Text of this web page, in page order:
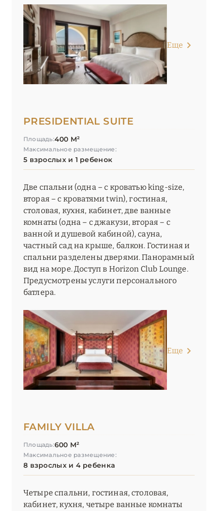
Еще
PRESIDENTIAL SUITE
Площадь:400 М²
Максимальное размещение:
5 взрослых и 1 ребенок
Две спальни (одна – с кроватью king-size,
вторая – с кроватями twin), гостиная,
столовая, кухня, кабинет, две ванные
комнаты (одна – с джакузи, вторая – с
ванной и душевой кабиной), сауна,
частный сад на крыше, балкон. Гостиная и
спальни разделены дверями. Панорамный
вид на море. Доступ в Horizon Club Lounge.
Предусмотрены услуги персонального
батлера.
Еще
FAMILY VILLA
Площадь:600 М²
Максимальное размещение:
8 взрослых и 4 ребенка
Четыре спальни, гостиная, столовая,
кабинет, кухня, четыре ванные комнаты